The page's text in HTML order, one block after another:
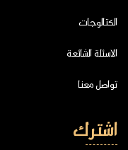
الكتالوجات
الاسئلة الشائعة
تواصل معنا
اشترك